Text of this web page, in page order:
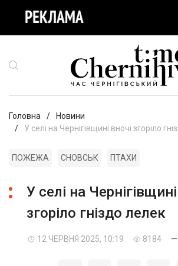
Головна
Новини
У селі на Чернігівщині вночі згоріло
ПОЖЕЖА СНОВСЬК ПТАХИ
У селі на
згоріло гніздо лелек
12 ЧЕРВНЯ 2025, 10:19 8184 —